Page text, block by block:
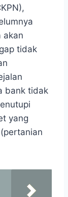
akan
tidak
bank tidak
yang